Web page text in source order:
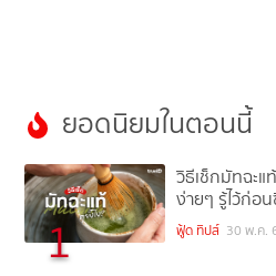
ยอดนิยมในตอนนี้
1
วิธีเช็กมัทฉะแ
ง่ายๆ รู้ไว้ก่อ
ฟู้ด ทิปส์ 30 พ.ค.